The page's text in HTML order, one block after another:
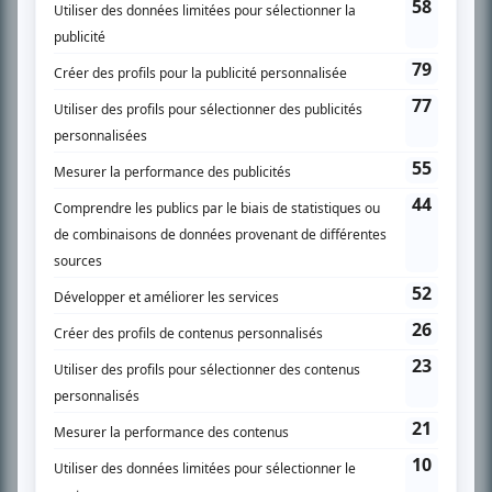
SUR LE RÉSEAU BIZZ MÉDIA
Accueil
Liste des oeuvres
Liste des comédiens
Recherche avancée
À propos
Nous contacter
Termes et conditions
Politique de confidentialité